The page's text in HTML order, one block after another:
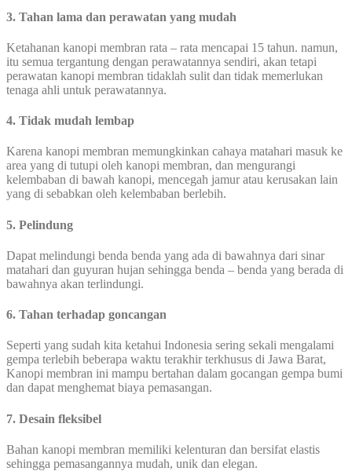
3. Tahan lama dan perawatan yang mudah
Ketahanan kanopi membran rata – rata mencapai 15 tahun. namun,
itu semua tergantung dengan perawatannya sendiri, akan tetapi
perawatan kanopi membran tidaklah sulit dan tidak memerlukan
tenaga ahli untuk perawatannya.
4. Tidak mudah lembap
Karena kanopi membran memungkinkan cahaya matahari masuk ke
area yang di tutupi oleh kanopi membran, dan mengurangi
kelembaban di bawah kanopi, mencegah jamur atau kerusakan lain
yang di sebabkan oleh kelembaban berlebih.
5. Pelindung
Dapat melindungi benda benda yang ada di bawahnya dari sinar
matahari dan guyuran hujan sehingga benda – benda yang berada di
bawahnya akan terlindungi.
6. Tahan terhadap goncangan
Seperti yang sudah kita ketahui Indonesia sering sekali mengalami
gempa terlebih beberapa waktu terakhir terkhusus di Jawa Barat,
Kanopi membran ini mampu bertahan dalam gocangan gempa bumi
dan dapat menghemat biaya pemasangan.
7. Desain fleksibel
Bahan kanopi membran memiliki kelenturan dan bersifat elastis
sehingga pemasangannya mudah, unik dan elegan.